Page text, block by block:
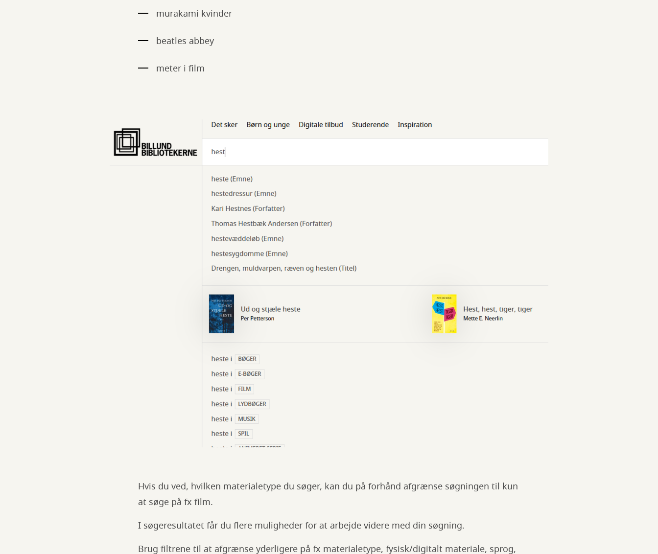
murakami kvinder
beatles abbey
meter i film
Hvis du ved, hvilken materialetype du søger, kan du på forhånd afgrænse søgningen til kun
at søge på fx film.
I søgeresultatet får du flere muligheder for at arbejde videre med din søgning.
Brug filtrene til at afgrænse yderligere på fx materialetype, fysisk/digitalt materiale, sprog,